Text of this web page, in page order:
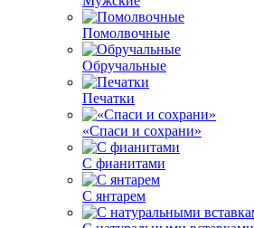
Помолвочные
Обручальные
Печатки
«Спаси и сохрани»
С фианитами
С янтарем